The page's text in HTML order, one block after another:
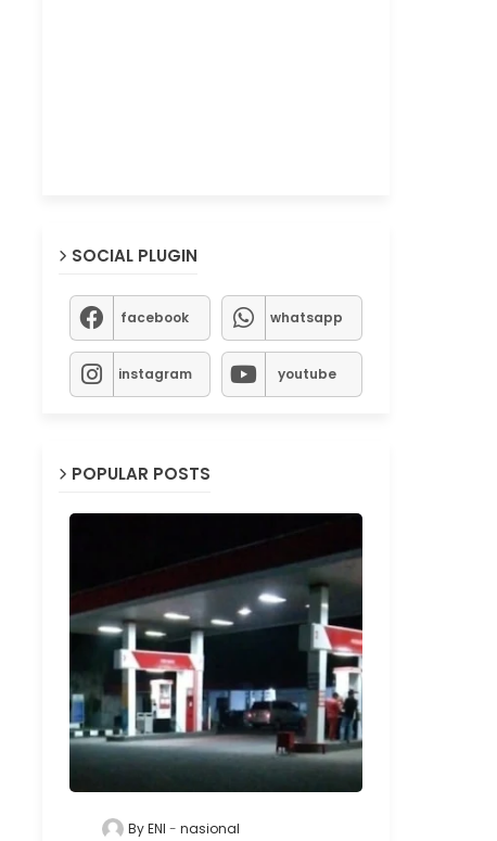
SOCIAL PLUGIN
facebook whatsapp
instagram youtube
POPULAR POSTS
By ENI nasional